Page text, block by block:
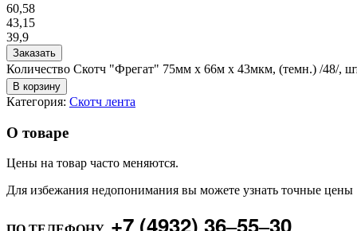
60,58
43,15
39,9
Заказать
Количество Скотч "Фрегат" 75мм х 66м х 43мкм, (темн.) /48/,
В корзину
Категория: Скотч лента
О товаре
Цены на товар часто меняются.
Для избежания недопонимания вы можете узнать точные цены